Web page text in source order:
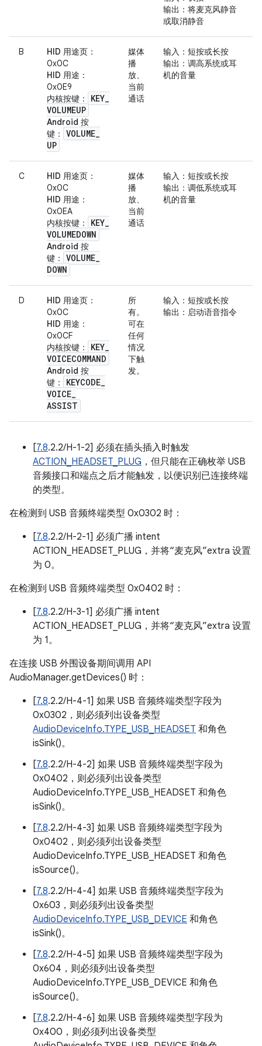
输出 ：将麦克风静音
或取消静音
B HID 用途页 ：
0x0C
HID 用途 ：
0x0E9
内核按键 ： KEY_
VOLUMEUP
Android 按
键 ： VOLUME_
UP
媒体
播
放、
当前
通话
输入 ：短按或长按
输出 ：调高系统或耳
机的音量
C HID 用途页 ：
0x0C
HID 用途 ：
0x0EA
内核按键 ： KEY_
VOLUMEDOWN
Android 按
键 ： VOLUME_
DOWN
媒体
播
放、
当前
通话
输入 ：短按或长按
输出 ：调低系统或耳
机的音量
D HID 用途页 ：
0x0C
HID 用途 ：
0x0CF
内核按键 ： KEY_
VOICECOMMAND
Android 按
键 ： KEYCODE_
VOICE_
ASSIST
所
有。
可在
任何
情况
下触
发。
输入 ：短按或长按
输出 ：启动语音指令
[7.8.2.2/H-1-2] 必须在插头插入时触发
ACTION_HEADSET_PLUG ，但只能在正确枚举 USB
音频接口和端点之后才能触发，以便识别已连接终端
的类型。
在检测到 USB 音频终端类型 0x0302 时：
[7.8.2.2/H-2-1] 必须广播 intent
ACTION_HEADSET_PLUG，并将“麦克风”extra 设置
为 0。
在检测到 USB 音频终端类型 0x0402 时：
[7.8.2.2/H-3-1] 必须广播 intent
ACTION_HEADSET_PLUG，并将“麦克风”extra 设置
为 1。
在连接 USB 外围设备期间调用 API
AudioManager.getDevices() 时：
[7.8.2.2/H-4-1] 如果 USB 音频终端类型字段为
0x0302，则必须列出设备类型
AudioDeviceInfo.TYPE_USB_HEADSET 和角色
isSink()。
[7.8.2.2/H-4-2] 如果 USB 音频终端类型字段为
0x0402，则必须列出设备类型
AudioDeviceInfo.TYPE_USB_HEADSET 和角色
isSink()。
[7.8.2.2/H-4-3] 如果 USB 音频终端类型字段为
0x0402，则必须列出设备类型
AudioDeviceInfo.TYPE_USB_HEADSET 和角色
isSource()。
[7.8.2.2/H-4-4] 如果 USB 音频终端类型字段为
0x603，则必须列出设备类型
AudioDeviceInfo.TYPE_USB_DEVICE 和角色
isSink()。
[7.8.2.2/H-4-5] 如果 USB 音频终端类型字段为
0x604，则必须列出设备类型
AudioDeviceInfo.TYPE_USB_DEVICE 和角色
isSource()。
[7.8.2.2/H-4-6] 如果 USB 音频终端类型字段为
0x400，则必须列出设备类型